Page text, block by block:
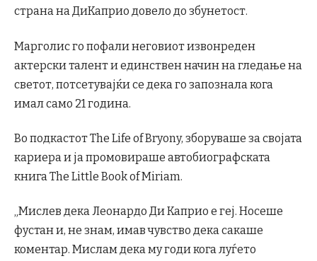
страна на ДиКаприо довело до збунетост.
Марголис го пофали неговиот извонреден
актерски талент и единствен начин на гледање на
светот, потсетувајќи се дека го запознала кога
имал само 21 година.
Во подкастот The Life of Bryony, зборуваше за својата
кариера и ја промовираше автобиографската
книга The Little Book of Miriam.
„Мислев дека Леонардо Ди Каприо е геј. Носеше
фустан и, не знам, имав чувство дека сакаше
коментар. Мислам дека му годи кога луѓето